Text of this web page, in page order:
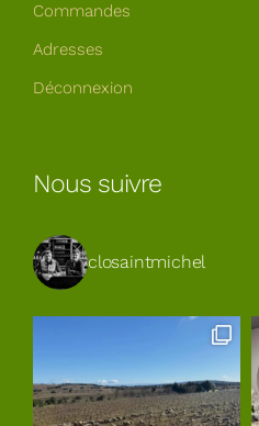
Commandes
Adresses
Déconnexion
Nous suivre
closaintmichel